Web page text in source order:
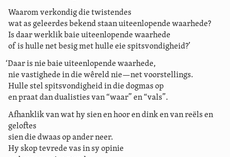
Waarom verkondig die twistendes
wat as geleerdes bekend staan uiteenlopende waarhede?
Is daar werklik baie uiteenlopende waarhede
of is hulle net besig met hulle eie spitsvondigheid?’
‘Daar is nie baie uiteenlopende waarhede,
nie vastighede in die wêreld nie—net voorstellings.
Hulle stel spitsvondigheid in die dogmas op
en praat dan dualisties van “waar” en “vals”.
Afhanklik van wat hy sien en hoor en dink en van reëls en
geloftes
sien die dwaas op ander neer.
Hy skop tevrede vas in sy opinie